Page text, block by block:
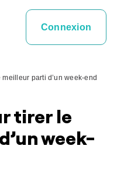
Connexion
parti d’un week-end
tirer le
week-